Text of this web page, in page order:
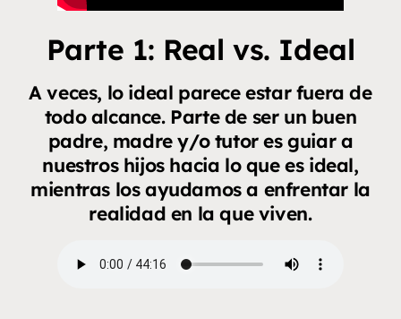
Parte 1: Real vs. Ideal
A veces, lo ideal parece estar fuera de
todo alcance. Parte de ser un buen
padre, madre y/o tutor es guiar a
nuestros hijos hacia lo que es ideal,
mientras los ayudamos a enfrentar la
realidad en la que viven.